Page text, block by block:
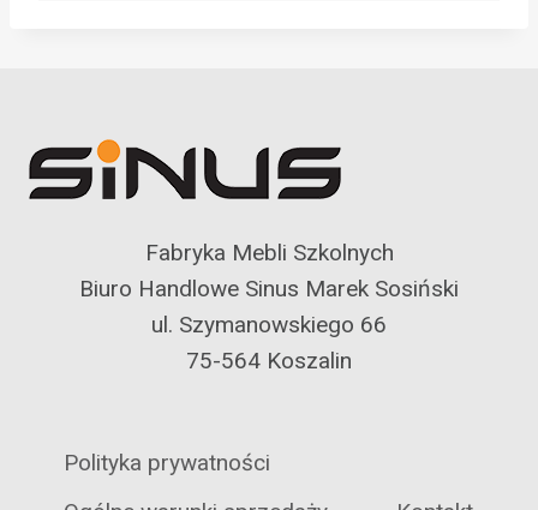
Fabryka Mebli Szkolnych
Biuro Handlowe Sinus Marek Sosiński
ul. Szymanowskiego 66
75-564 Koszalin
Polityka prywatności